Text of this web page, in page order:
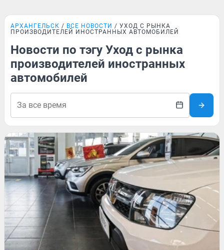
АРХАНГЕЛЬСК ВСЕ НОВОСТИ
УХОД С РЫНКА
ПРОИЗВОДИТЕЛЕЙ ИНОСТРАННЫХ АВТОМОБИЛЕЙ
Новости по тэгу Уход с рынка
производителей иностранных
автомобилей